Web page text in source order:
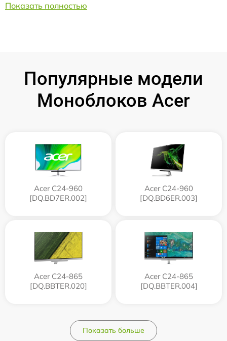
Показать полностью
Популярные модели
Моноблоков Acer
Acer C24-960
[DQ.BD7ER.002]
Acer C24-960
[DQ.BD6ER.003]
Acer C24-865
[DQ.BBTER.020]
Acer C24-865
[DQ.BBTER.004]
Показать больше